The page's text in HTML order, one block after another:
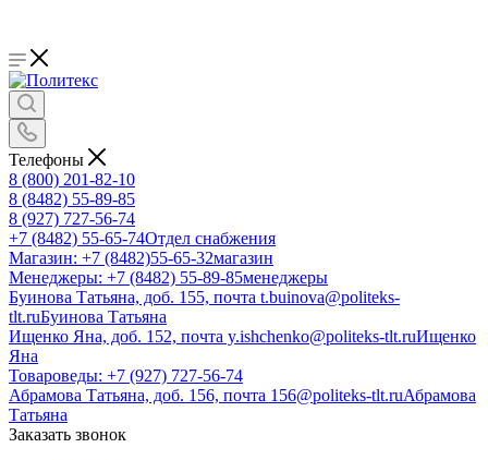
Телефоны
8 (800) 201-82-10
8 (8482) 55-89-85
8 (927) 727-56-74
+7 (8482) 55-65-74Отдел снабжения
Магазин: +7 (8482)55-65-32магазин
Менеджеры: +7 (8482) 55-89-85менеджеры
Буинова Татьяна, доб. 155, почта t.buinova@politeks-
tlt.ruБуинова Татьяна
Ищенко Яна, доб. 152, почта y.ishchenko@politeks-tlt.ruИщенко
Яна
Товароведы: +7 (927) 727-56-74
Абрамова Татьяна, доб. 156, почта 156@politeks-tlt.ruАбрамова
Татьяна
Заказать звонок